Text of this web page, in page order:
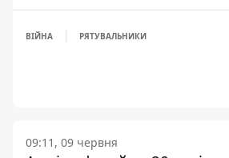
ВІЙНА РЯТУВАЛЬНИКИ
09:11, 09 червня